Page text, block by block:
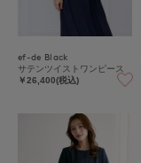
ef-de Black
サテンツイストワンピース
￥26,400(税込)